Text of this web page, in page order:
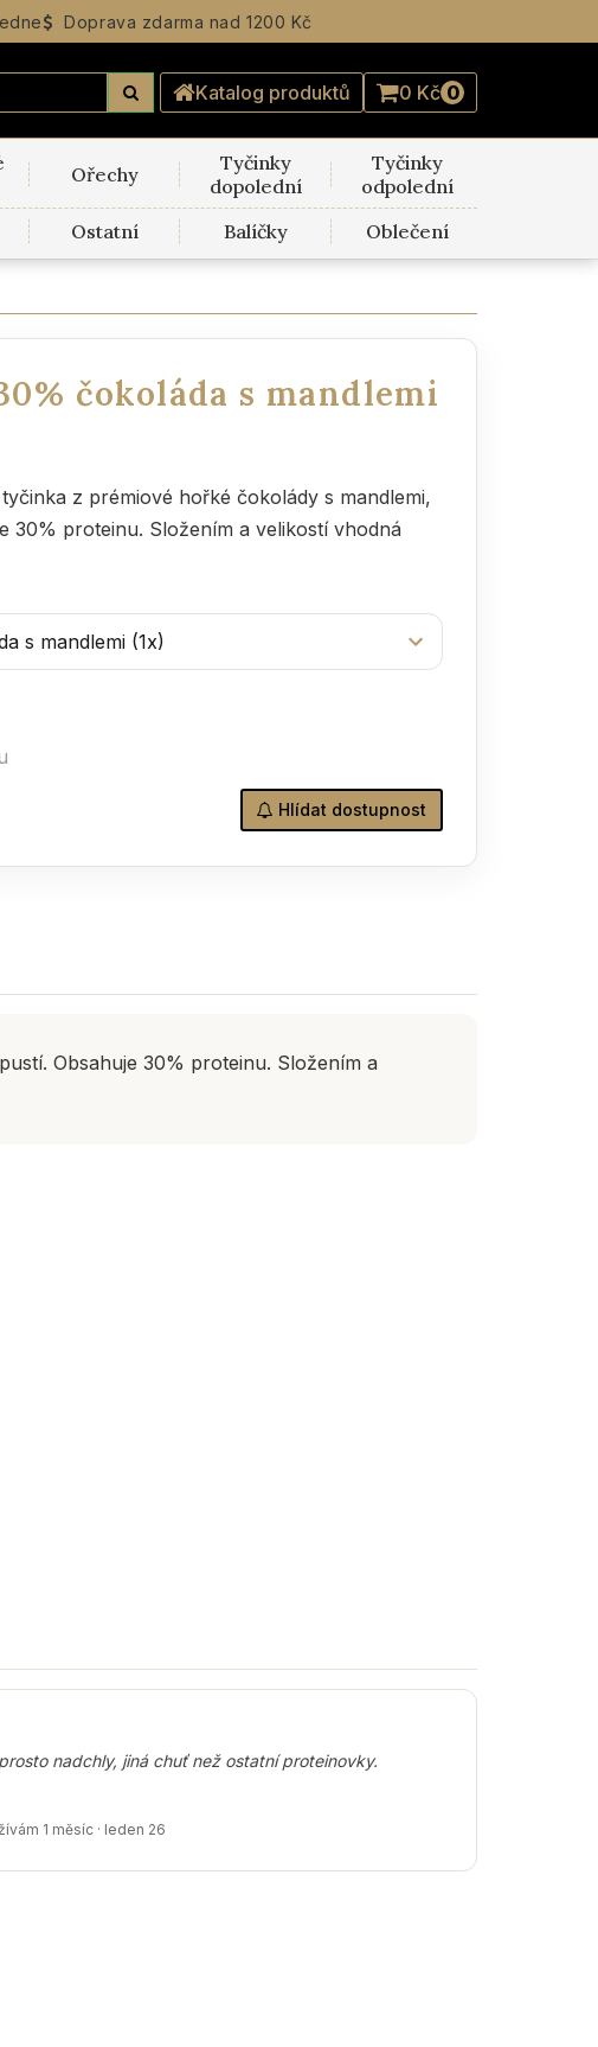
Doprava zdarma nad 1200 Kč
Katalog produktů 0 Kč 0
Ořechy
Tyčinky
dopolední
Tyčinky
odpolední
Ostatní Balíčky Oblečení
čokoláda s mandlemi
z prémiové hořké čokolády s mandlemi,
30% proteinu. Složením a velikostí vhodná
Hlídat dostupnost
Obsahuje 30% proteinu. Složením a
nadchly, jiná chuť než ostatní proteinovky.
1 měsíc · leden 26